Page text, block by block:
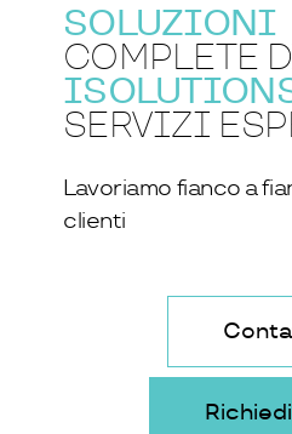
SOLUZIONI
COMPLETE
SERVIZI
Lavoriamo fianco a
clienti